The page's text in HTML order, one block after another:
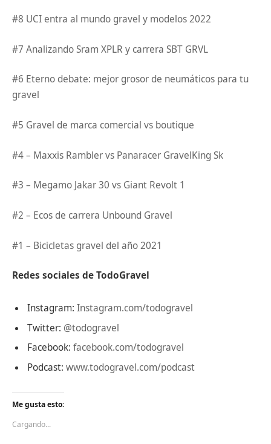
#8 UCI entra al mundo gravel y modelos 2022
#7 Analizando Sram XPLR y carrera SBT GRVL
#6 Eterno debate: mejor grosor de neumáticos para tu
gravel
#5 Gravel de marca comercial vs boutique
#4 – Maxxis Rambler vs Panaracer GravelKing Sk
#3 – Megamo Jakar 30 vs Giant Revolt 1
#2 – Ecos de carrera Unbound Gravel
#1 – Bicicletas gravel del año 2021
Redes sociales de TodoGravel
Instagram: Instagram.com/todogravel
Twitter: @todogravel
Facebook: facebook.com/todogravel
Podcast: www.todogravel.com/podcast
Me gusta esto:
Cargando...